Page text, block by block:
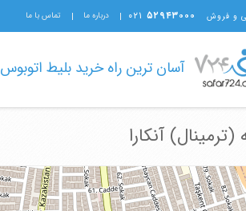
و فروش ۵۲۹۴۳۰۰۰ ۰۲۱ درباره ما تماس با ما
آسان ترین راه خرید بلیط اتوبوس
(ترمینال) آنکارا